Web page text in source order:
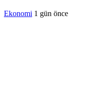
Ekonomi 1 gün önce